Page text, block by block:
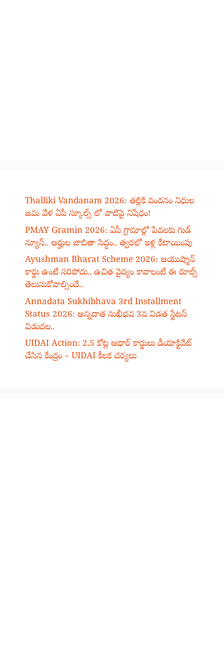
Thalliki Vandanam 2026: తల్లికి వందనం నిధుల
జమ వేళ ఏపీ స్కూల్స్ లో వాటిపై నిషేధం!
PMAY Gramin 2026: ఏపీ గ్రామాల్లో పేదలకు గుడ్
న్యూస్.. అర్హుల జాబితా సిద్ధం.. త్వరలో ఇళ్ల కేటాయింపు
Ayushman Bharat Scheme 2026: ఆయుష్మాన్
కార్డు ఉంటే సరిపోదు.. ఉచిత వైద్యం కావాలంటే ఈ రూల్స్
తెలుసుకోవాల్సిందే..
Annadata Sukhibhava 3rd Installment
Status 2026: అన్నదాత సుఖీభవ 3వ విడత స్టేటస్
విడుదల..
UIDAI Action: 2.5 కోట్ల ఆధార్ కార్డులు డీయాక్టివేట్
చేసిన కేంద్రం – UIDAI కీలక చర్యలు